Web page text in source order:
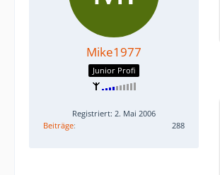
Mike1977
Junior Profi
Registriert: 2. Mai 2006
Beiträge
288